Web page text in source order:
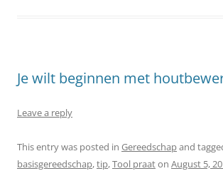
Je wilt beginnen met
Leave a reply
This entry was posted in Gereedschapand
basisgereedschap,tip,Tool praaton August 5,